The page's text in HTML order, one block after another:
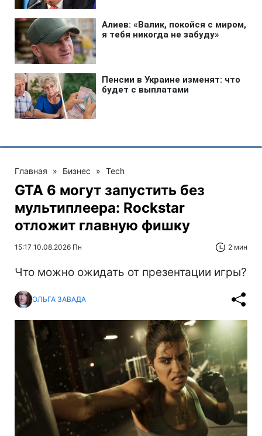
Главная » Бизнес » Tech
GTA 6 могут запустить без
мультиплеера: Rockstar
отложит главную фишку
15:17 10.08.2026 Пн 2 мин
Что можно ожидать от презентации игры?
ОЛЬГА ЗАВАДА